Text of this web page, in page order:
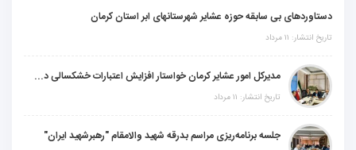
دستاوردهای بی سابقه حوزه عشایر شهرستانهای ابر استان کرمان
تاریخ انتشار: ۱۱ مرداد
مدیرکل امور عشایر کرمان خواستار افزایش اعتبارات خشکسالی در سال جدید شد
تاریخ انتشار: ۱۱ مرداد
جلسه برنامه‌ریزی مراسم بدرقه شهید والامقام "رهبرشهید ایران"